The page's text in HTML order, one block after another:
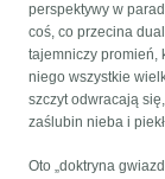
perspektywy w
coś, co przecina
tajemniczy promień,
niego wszystkie
szczyt odwracają
zaślubin nieba i
Oto „doktryna